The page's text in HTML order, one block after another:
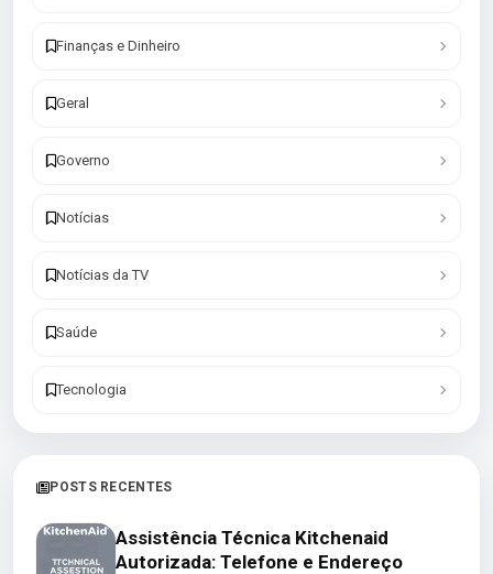
Finanças e Dinheiro
Geral
Governo
Notícias
Notícias da TV
Saúde
Tecnologia
POSTS RECENTES
Assistência Técnica Kitchenaid
Autorizada: Telefone e Endereço